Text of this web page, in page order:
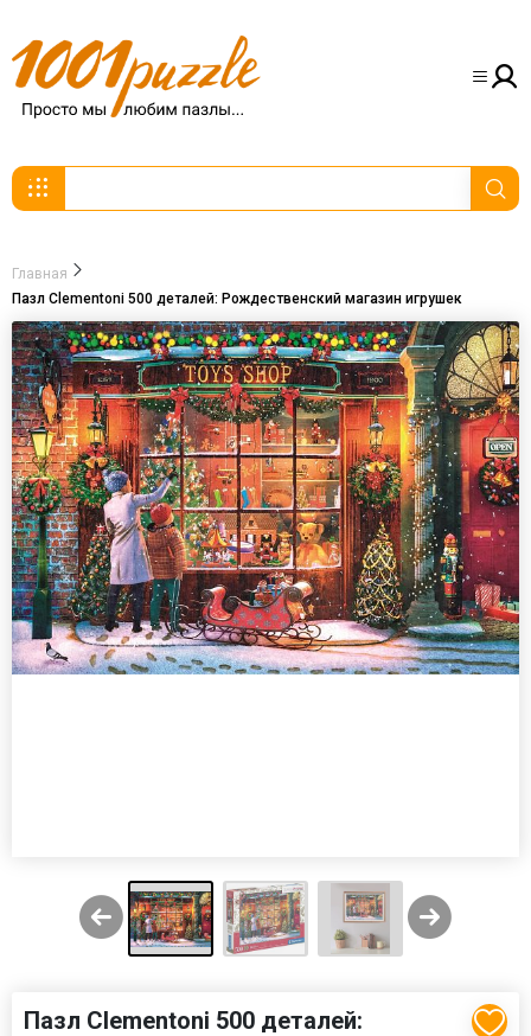
Главная
Пазл Clementoni 500 деталей: Рождественский магазин игрушек
Пазл Clementoni 500 деталей: